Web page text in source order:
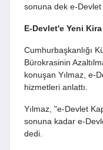
sonuna dek e-
E-Devlet'e Yeni
Cumhurbaşkanlığı
Bürokrasinin
konuşan Yılmaz, e-
hizmetleri anlattı.
Yılmaz, "e-Devlet
sonuna kadar e-
dedi.